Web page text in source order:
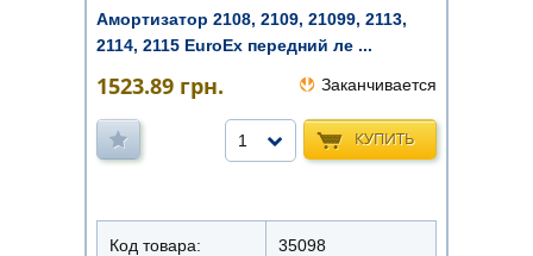
Амортизатор 2108, 2109, 21099, 2113,
2114, 2115 EuroEx передний ле ...
1523.89 грн. Заканчивается
КУПИТЬ
1
Код товара: 35098